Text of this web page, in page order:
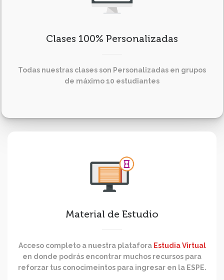
Clases 100% Personalizadas
Todas nuestras clases son Personalizadas en grupos
de máximo 10 estudiantes
Material de Estudio
Acceso completo a nuestra platafora Estudia Virtual
en donde podrás encontrar muchos recursos para
reforzar tus conocimeintos para ingresar en la ESPE.